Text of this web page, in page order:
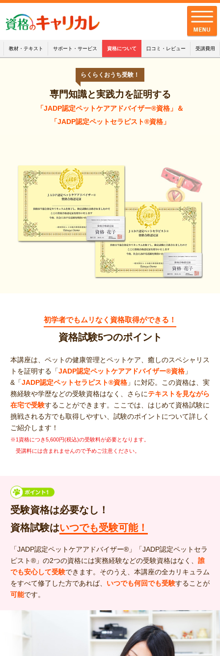
キャリカレの品質
お客様の声
お知らせ
お問い合わせ
配送・支払・返品について
受講申し込み
教材・テキスト サポート・サービス 資格について 口コミ・レビュー 受講費用
らくらくおうち受験！
専門知識と実践力を証明する
「JADP認定ペットケアアドバイザー®資格」＆
「JADP認定ペットセラピスト®資格」
初学者でもムリなく資格取得ができる！
資格試験5つのポイント
本講座は、ペットの健康管理とペットケア、癒しのスペシャリス
トを証明する「JADP認定ペットケアアドバイザー®資格 」
&「JADP認定ペットセラピスト®資格 」に対応。この資格は、実
務経験や学歴などの受験資格はなく、さらにテキストを見ながら
在宅で受験することができます。ここでは、はじめて資格試験に
挑戦される方でも取得しやすい、試験のポイントについて詳しく
ご紹介します！
※1資格につき5,600円(税込)の受験料が必要となります。
受講料には含まれませんので予めご注意ください。
受験資格は必要なし！
資格試験はいつでも受験可能！
「JADP認定ペットケアアドバイザー®」「JADP認定ペットセラ
ピスト®」の2つの資格には実務経験などの受験資格はなく、 誰
でも安心して受験できます。そのうえ、本講座の全カリキュラム
をすべて修了した方であれば、 いつでも何回でも受験することが
可能です。